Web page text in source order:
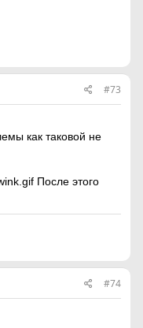
#73
как таковой не
После этого
#74